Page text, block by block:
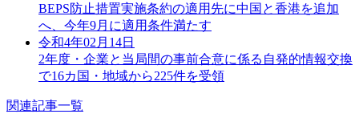
BEPS防止措置実施条約の適用先に中国と香港を追加
へ、今年9月に適用条件満たす
令和4年02月14日
2年度・企業と当局間の事前合意に係る自発的情報交換
で16カ国・地域から225件を受領
関連記事一覧